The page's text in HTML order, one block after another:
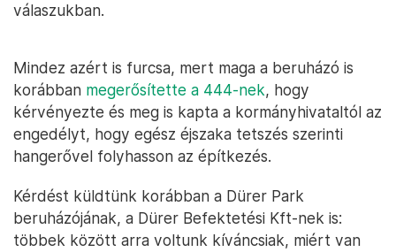
válaszukban.
Mindez azért is furcsa, mert maga a beruházó is
korábban megerősítette a 444-nek, hogy
kérvényezte és meg is kapta a kormányhivataltól az
engedélyt, hogy egész éjszaka tetszés szerinti
hangerővel folyhasson az építkezés.
Kérdést küldtünk korábban a Dürer Park
beruházójának, a Dürer Befektetési Kft-nek is:
többek között arra voltunk kíváncsiak, miért van